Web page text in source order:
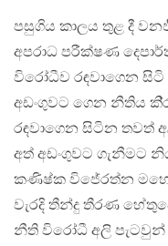
පසුගිය කාලය තුළ දී
අපරාධ පරීක්ෂණ
විරෝධීව රඳවාගෙන
අඩංගුවට ගෙන නීතිය
රඳවාගෙන සිටින තවත්
අත් අඩංගුවට ගැනීමට
කණිෂ්ක විජේරත්න
වැරදි තීන්දු තීරණ
නීති විරෝධී අලි